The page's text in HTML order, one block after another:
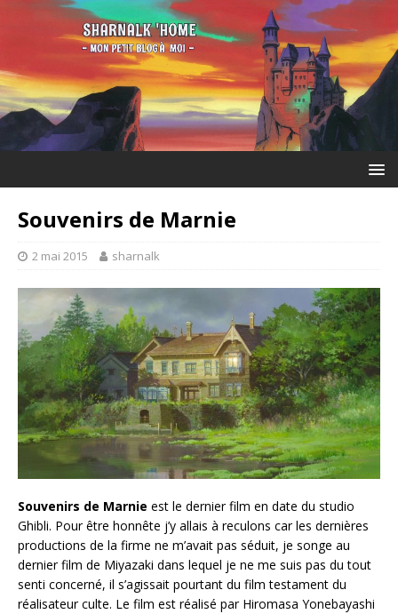
Souvenirs de Marnie
2 mai 2015 sharnalk
Souvenirs de Marnie est le dernier film en date du studio
Ghibli. Pour être honnête j’y allais à reculons car les dernières
productions de la firme ne m’avait pas séduit, je songe au
dernier film de Miyazaki dans lequel je ne me suis pas du tout
senti concerné, il s’agissait pourtant du film testament du
réalisateur culte. Le film est réalisé par Hiromasa Yonebayashi